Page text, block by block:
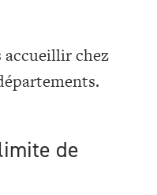
accueillir chez
de